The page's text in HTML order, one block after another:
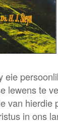
eie
lewens te
van hierdie
in ons